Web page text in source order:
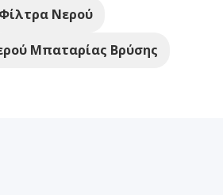
Φίλτρα Νερού
Μπαταρίας Βρύσης